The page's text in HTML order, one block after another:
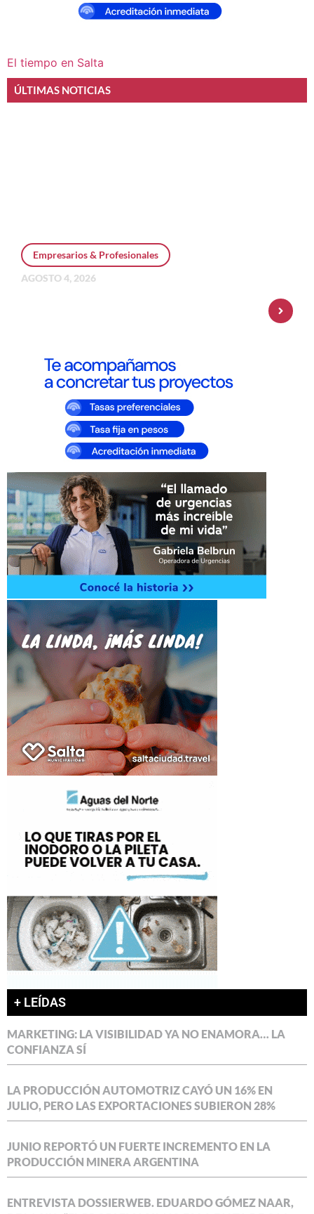
El tiempo en Salta
ÚLTIMAS NOTICIAS
Empresarios & Profesionales
AGOSTO 4, 2026
+ LEÍDAS
MARKETING: LA VISIBILIDAD YA NO ENAMORA… LA
CONFIANZA SÍ
LA PRODUCCIÓN AUTOMOTRIZ CAYÓ UN 16% EN
JULIO, PERO LAS EXPORTACIONES SUBIERON 28%
JUNIO REPORTÓ UN FUERTE INCREMENTO EN LA
PRODUCCIÓN MINERA ARGENTINA
ENTREVISTA DOSSIERWEB. EDUARDO GÓMEZ NAAR,